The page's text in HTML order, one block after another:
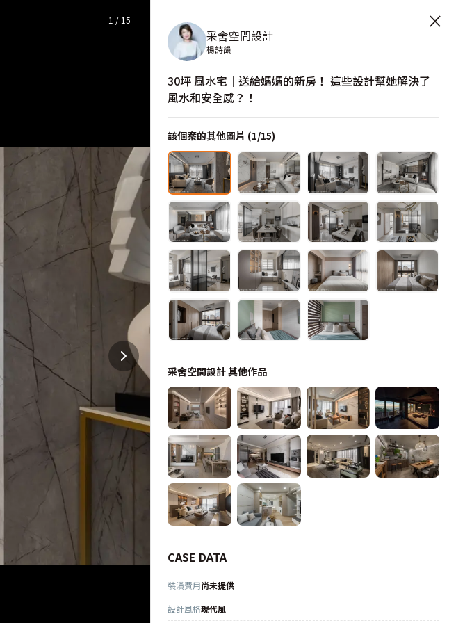
了風水和安全感？！ — 完整照片空間靈感
1 / 15 ×
采舍空間設計
楊詩韻
30坪 風水宅｜送給媽媽的新房！ 這些設計幫她解決了
風水和安全感？！
該個案的其他圖片 (1/15)
采舍空間設計其他作品
CASE DATA
裝潢費用尚未提供
設計風格現代風